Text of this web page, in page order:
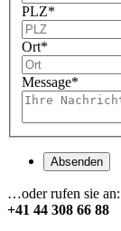
PLZ*
Ort*
Message*
Absenden
…oder rufen sie an:
+41 44 308 66 88